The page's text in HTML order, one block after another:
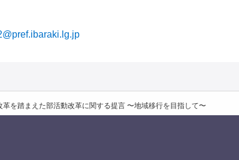
革を踏まえた部活動改革に関する提言 〜地域移行を目指して〜